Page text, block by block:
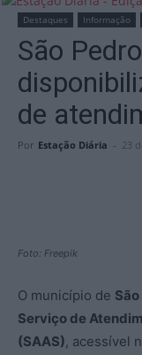
Destaques Informação
São
de
Por Estação Diária - 23
Foto: Freepik
O município de
Serviço de
(SAAS), acessível